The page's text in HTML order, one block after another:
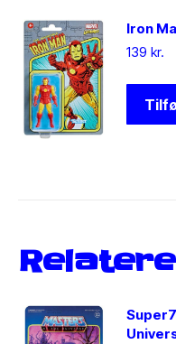
Iron
139 kr.